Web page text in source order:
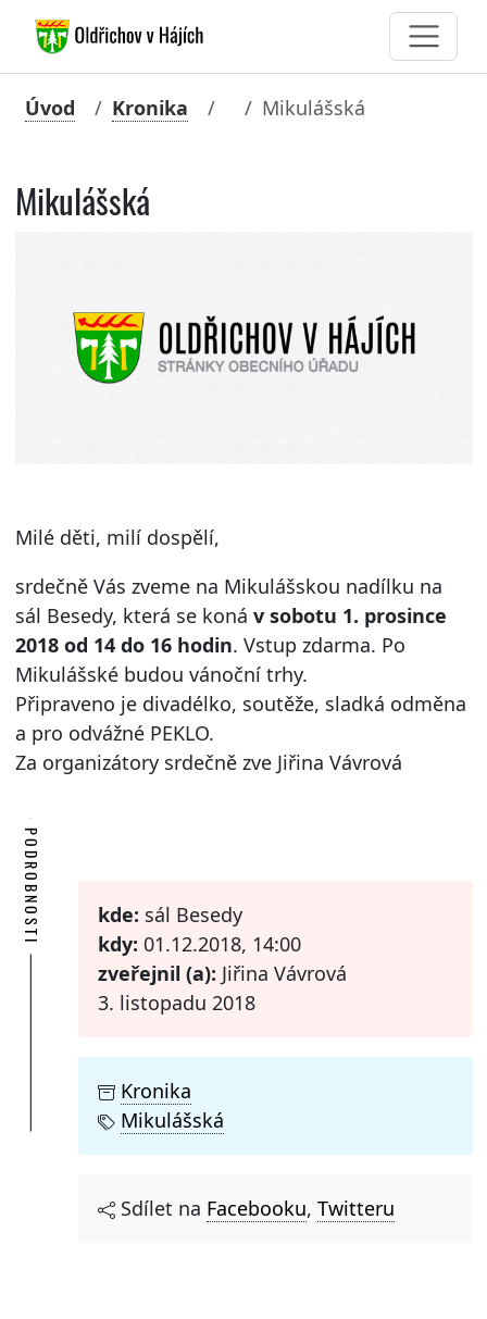
Úvod Kronika Mikulášská
Mikulášská
Milé děti, milí dospělí,
srdečně Vás zveme na Mikulášskou nadílku na
sál Besedy, která se koná v sobotu 1. prosince
2018 od 14 do 16 hodin. Vstup zdarma. Po
Mikulášské budou vánoční trhy.
Připraveno je divadélko, soutěže, sladká odměna
a pro odvážné PEKLO.
Za organizátory srdečně zve Jiřina Vávrová
PODROBNOSTI kde: sál Besedy
kdy: 01.12.2018, 14:00
zveřejnil (a): Jiřina Vávrová
3. listopadu 2018
Kronika
Mikulášská
Sdílet na Facebooku, Twitteru